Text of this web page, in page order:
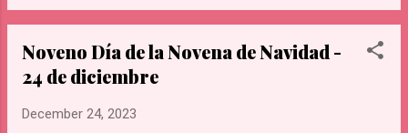
y, del interior de su corazón, salía una cruz.
decir: "He aquí el Corazón que tanto ha
amado a los hombres, y en cambio, de la
más que ingratitud, irreverencia y desprecio,
Noveno Día de la Novena de Navidad -
24 de diciembre
December 24, 2023